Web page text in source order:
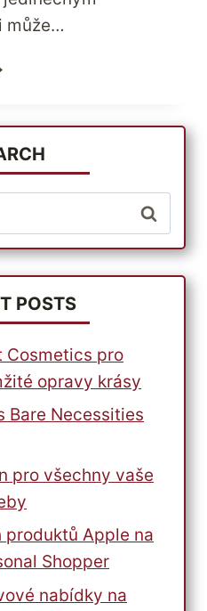
může…
POSTS
Cosmetics pro
opravy krásy
Bare Necessities
pro všechny vaše
produktů Apple na
Shopper
nabídky na